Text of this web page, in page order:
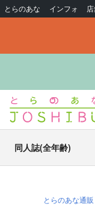
とらのあな インフォ
同人誌(全年齢)
とらのあな通販